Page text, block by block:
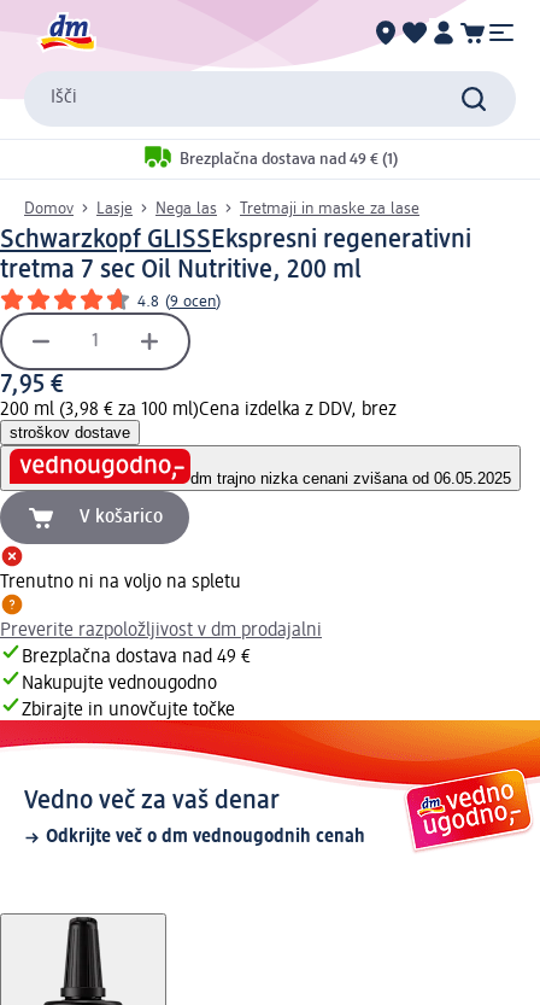
Išči
Brezplačna dostava nad 49 € (1)
Domov Lasje Nega las Tretmaji in maske za lase
Schwarzkopf GLISSEkspresni regenerativni
tretma 7 sec Oil Nutritive, 200 ml
4.8 (9 ocen)
7,95 €
200 ml (3,98 € za 100 ml)Cena izdelka z DDV, brez
stroškov dostave
dm trajno nizka cenani zvišana od 06.05.2025
V košarico
Trenutno ni na voljo na spletu
Preverite razpoložljivost v dm prodajalni
Brezplačna dostava nad 49 €
Nakupujte vednougodno
Zbirajte in unovčujte točke
Vedno več za vaš denar
Odkrijte več o dm vednougodnih cenah